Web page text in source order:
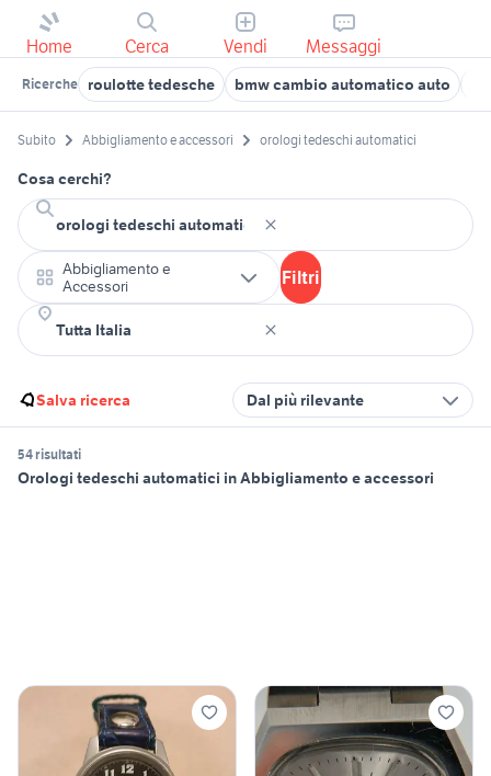
Home Cerca Vendi Messaggi
Ricerche roulotte tedesche bmw cambio automatico auto
Subito Abbigliamento e accessori orologi tedeschi automatici
Cosa cerchi?
Abbigliamento e
Accessori
Filtri
Salva ricerca Dal più rilevante
54 risultati
Orologi tedeschi automatici in Abbigliamento e accessori